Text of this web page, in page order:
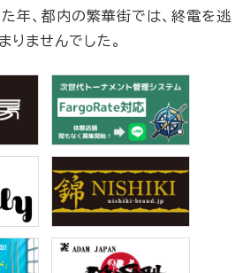
年、都内の繁華街では、終電を逃
りませんでした。